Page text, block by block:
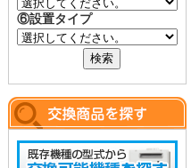
⑥設置タイプ